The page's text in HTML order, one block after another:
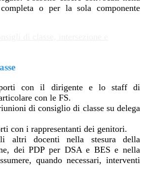
o per la sola componente
con il dirigente e lo staff di
con le FS.
di consiglio di classe su delega
con i rappresentanti dei genitori.
altri docenti nella stesura della
dei PDP per DSA e BES e nella
quando necessari, interventi